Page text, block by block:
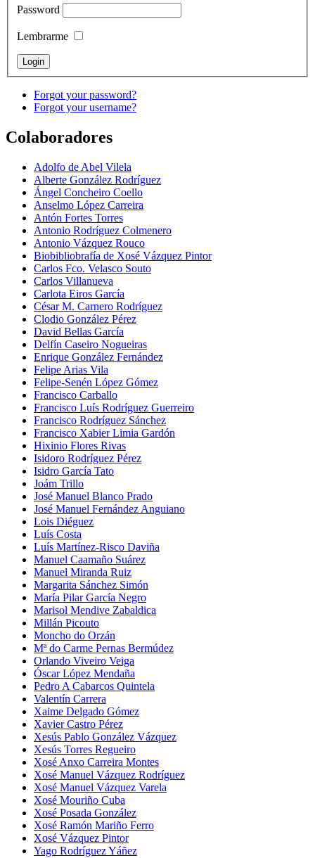
Password
Lembrarme
Forgot your password?
Forgot your username?
Colaboradores
Adolfo de Abel Vilela
Alberte González Rodríguez
Ángel Concheiro Coello
Anselmo López Carreira
Antón Fortes Torres
Antonio Rodríguez Colmenero
Antonio Vázquez Rouco
Biobibliobrafía de Xosé Vázquez Pintor
Carlos Fco. Velasco Souto
Carlos Villanueva
Carlota Eiros García
César M. Carnero Rodríguez
Clodio González Pérez
David Bellas García
Delfín Caseiro Nogueiras
Enrique González Fernández
Felipe Arias Vila
Felipe-Senén López Gómez
Francisco Carballo
Francisco Luís Rodríguez Guerreiro
Francisco Rodríguez Sánchez
Francisco Xabier Limia Gardón
Hixinio Flores Rivas
Isidoro Rodríguez Pérez
Isidro García Tato
Joám Trillo
José Manuel Blanco Prado
José Manuel Fernández Anguiano
Lois Diéguez
Luís Costa
Luís Martínez-Risco Daviña
Manuel Caamaño Suárez
Manuel Miranda Ruiz
Margarita Sánchez Simón
María Pilar García Negro
Marisol Mendive Zabaldica
Millán Picouto
Moncho do Orzán
Mª do Carme Pernas Bermúdez
Orlando Viveiro Veiga
Óscar López Mendaña
Pedro A Cabarcos Quintela
Valentín Carrera
Xaime Delgado Gómez
Xavier Castro Pérez
Xesús Pablo González Vázquez
Xesús Torres Regueiro
Xosé Anxo Carreira Montes
Xosé Manuel Vázquez Rodríguez
Xosé Manuel Vázquez Varela
Xosé Mouriño Cuba
Xosé Posada González
Xosé Ramón Mariño Ferro
Xosé Vázquez Pintor
Yago Rodríguez Yáñez